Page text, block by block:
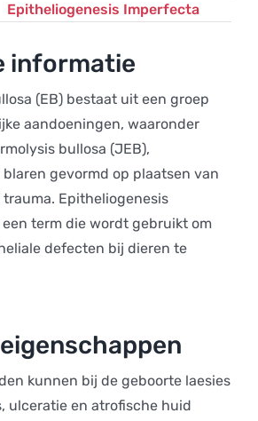
Epitheliogenesis Imperfecta
informatie
(EB) bestaat uit een groep
aandoeningen, waaronder
bullosa (JEB),
gevormd op plaatsen van
Epitheliogenesis
term die wordt gebruikt om
defecten bij dieren te
kunnen bij de geboorte laesies
ulceratie en atrofische huid